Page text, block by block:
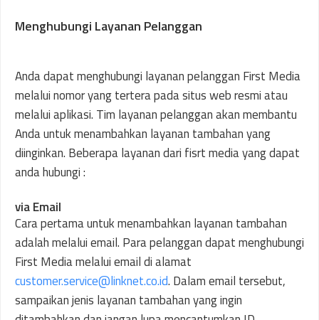
Menghubungi Layanan Pelanggan
Anda dapat menghubungi layanan pelanggan First Media
melalui nomor yang tertera pada situs web resmi atau
melalui aplikasi. Tim layanan pelanggan akan membantu
Anda untuk menambahkan layanan tambahan yang
diinginkan. Beberapa layanan dari fisrt media yang dapat
anda hubungi :
via Email
Cara pertama untuk menambahkan layanan tambahan
adalah melalui email. Para pelanggan dapat menghubungi
First Media melalui email di alamat
customer.service@linknet.co.id. Dalam email tersebut,
sampaikan jenis layanan tambahan yang ingin